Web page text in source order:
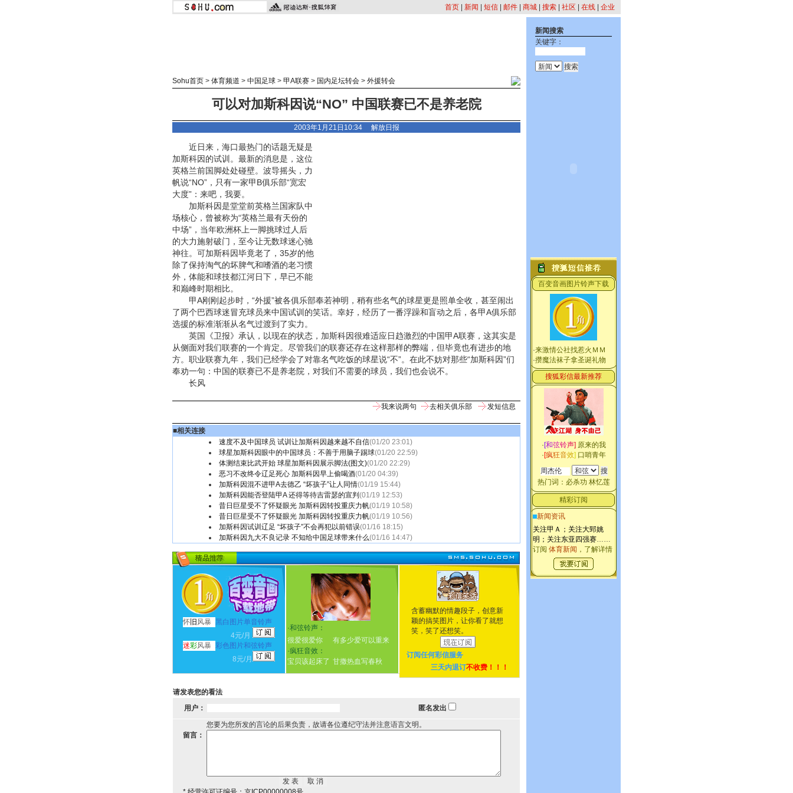
首页 新闻 短信 邮件 商城 搜索 社区 在线 企业
Sohu首页 > 体育频道 > 中国足球 > 甲A联赛 > 国内足坛转会 > 外援转会
可以对加斯科因说“NO” 中国联赛已不是养老院
2003年1月21日10:34 解放日报
近日来，海口最热门的话题无疑是
加斯科因的试训。最新的消息是，这位
英格兰前国脚处处碰壁。波导摇头，力
帆说“NO”，只有一家甲B俱乐部“宽宏
大度”：来吧，我要。
加斯科因是堂堂前英格兰国家队中
场核心，曾被称为“英格兰最有天份的
中场”，当年欧洲杯上一脚挑球过人后
的大力施射破门，至今让无数球迷心驰
神往。可加斯科因毕竟老了，35岁的他
除了保持淘气的坏脾气和嗜酒的老习惯
外，体能和球技都江河日下，早已不能
和巅峰时期相比。
甲A刚刚起步时，“外援”被各俱乐部奉若神明，稍有些名气的球星更是照单全收，甚至闹出
了两个巴西球迷冒充球员来中国试训的笑话。幸好，经历了一番浮躁和盲动之后，各甲A俱乐部
选援的标准渐渐从名气过渡到了实力。
英国《卫报》承认，以现在的状态，加斯科因很难适应日趋激烈的中国甲A联赛，这其实是
从侧面对我们联赛的一个肯定。尽管我们的联赛还存在这样那样的弊端，但毕竟也有进步的地
方。职业联赛九年，我们已经学会了对靠名气吃饭的球星说“不”。在此不妨对那些“加斯科因”们
奉劝一句：中国的联赛已不是养老院，对我们不需要的球员，我们也会说不。
长风
我来说两句 去相关俱乐部 发短信息
■相关连接
速度不及中国球员 试训让加斯科因越来越不自信(01/20 23:01)
球星加斯科因眼中的中国球员：不善于用脑子踢球(01/20 22:59)
体测结束比武开始 球星加斯科因展示脚法(图文)(01/20 22:29)
恶习不改终令辽足死心 加斯科因早上偷喝酒(01/20 04:39)
加斯科因混不进甲A去德乙 “坏孩子”让人同情(01/19 15:44)
加斯科因能否登陆甲A 还得等待吉雷瑟的宣判 (01/19 12:53)
昔日巨星受不了怀疑眼光 加斯科因转投重庆力帆(01/19 10:58)
昔日巨星受不了怀疑眼光 加斯科因转投重庆力帆(01/19 10:56)
加斯科因试训辽足 “坏孩子”不会再犯以前错误(01/16 18:15)
加斯科因九大不良记录 不知给中国足球带来什么(01/16 14:47)
怀 旧 风暴
黑白图片单音铃声
4元/月
迷彩风暴 彩色图片和弦铃声
8元/月
·和弦铃声：
很爱很爱你
有多少爱可以重来
·疯狂音效：
宝贝该起床了 甘撒热血写春秋
含蓄幽默的情趣段子，创意新
颖的搞笑图片，让你看了就想
笑，笑了还想笑。
订阅任何彩信服务
三天内退订不收费！！！
请发表您的看法
用户：
匿名发出
您要为您所发的言论的后果负责，故请各位遵纪守法并注意语言文明。
留言：
新闻搜索
关键字：
百变音画图片铃声下载
·来激情公社找惹火ＭＭ
·攒魔法袜子拿圣诞礼物
搜狐彩信最新推荐
·[和弦铃声] 原来的我
·[疯狂音效] 口哨青年
热门词： 必杀功 林忆莲
精彩订阅
新闻资讯
关注甲Ａ；关注大郅姚
明；关注东亚四强赛……
订阅 体育新闻 ，了解详情